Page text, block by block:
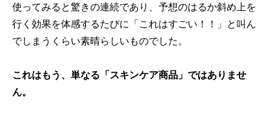
使ってみると驚きの連続であり、予想のはるか斜め上を
行く効果を体感するたびに「これはすごい！！」と叫ん
でしまうくらい素晴らしいものでした。
これはもう、単なる「スキンケア商品」ではありませ
ん。